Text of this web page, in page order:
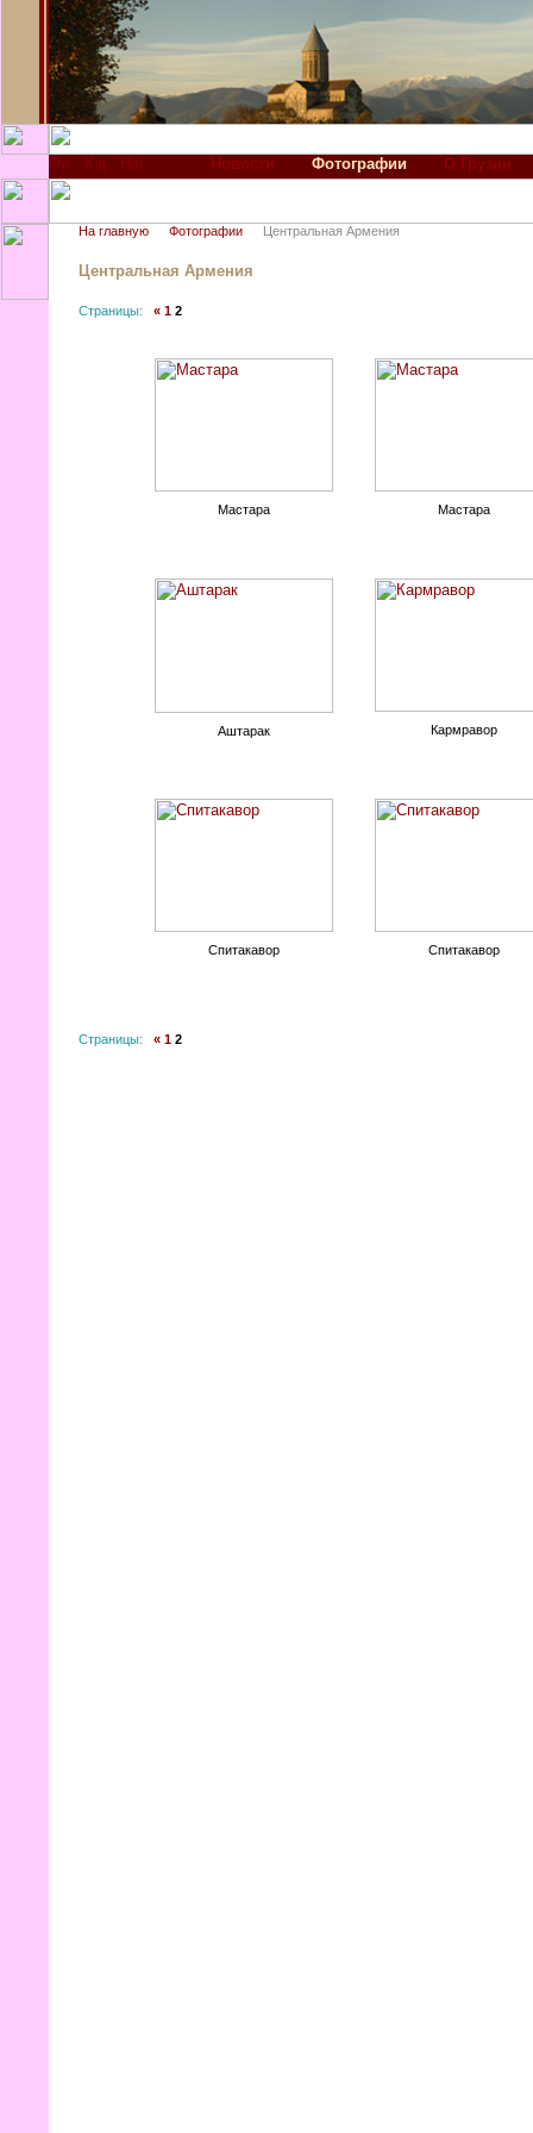
Новости Фотографии О Грузии
На главную Фотографии Центральная Армения
Центральная Армения
Страницы: « 1 2
Мастара Мастара
Аштарак Кармравор
Спитакавор Спитакавор
Страницы: « 1 2